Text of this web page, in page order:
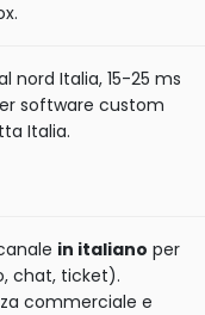
nord Italia, 15-25 ms
software custom
Italia.
in italiano per
chat, ticket).
commerciale e